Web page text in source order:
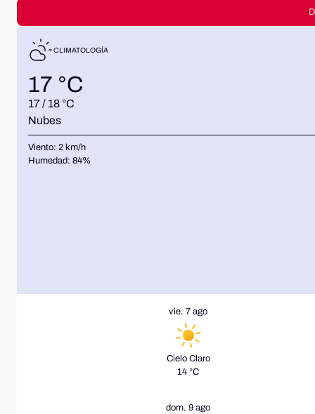
CLIMATOLOGÍA
17 °C
17 / 18 °C
Nubes
Viento: 2 km/h
Humedad: 84%
vie. 7 ago
Cielo Claro
14 °C
dom. 9 ago